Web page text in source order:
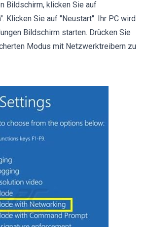
Bildschirm, klicken Sie auf
Klicken Sie auf "Neustart". Ihr PC wird
Bildschirm starten. Drücken Sie
Modus mit Netzwerktreibern zu